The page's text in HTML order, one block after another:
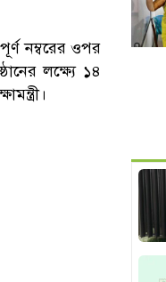
নম্বরের ওপর
লক্ষ্যে ১৪